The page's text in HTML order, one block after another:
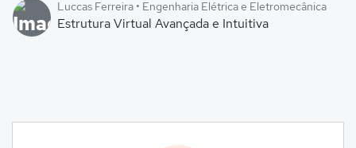
Luccas Ferreira • Engenharia Elétrica e Eletromecânica
Estrutura Virtual Avançada e Intuitiva